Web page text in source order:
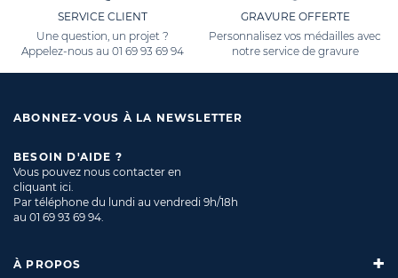
SERVICE CLIENT
Une question, un projet ?
Appelez-nous au01 69 93 69 94
GRAVURE OFFERTE
Personnalisez vos médailles avec
notre service de gravure
ABONNEZ-VOUS À LA NEWSLETTER
BESOIN D'AIDE ?
Vous pouvez nous contacter en
cliquant ici.
Par téléphone du lundi au vendredi 9h/18h
au 01 69 93 69 94.
À PROPOS